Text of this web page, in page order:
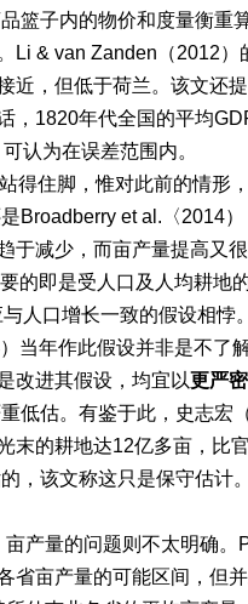
篮子内的物价和度量衡重
Li & van Zanden（2012
近，但低于荷兰。该文还
，1820年代全国的平均
认为在误差范围内。
住脚，惟对此前的情形
Broadberry et al.〈2014
于减少，而亩产量提高又
的即是受人口及人均耕地
人口增长一致的假设相悖
当年作此假设并非是不了
改进其假设，均宜以更严
低估。有鉴于此，史志
末的耕地达12亿多亩，比
，该文称这只是保守估计
亩产量的问题则不太明确。
省亩产量的可能区间，但